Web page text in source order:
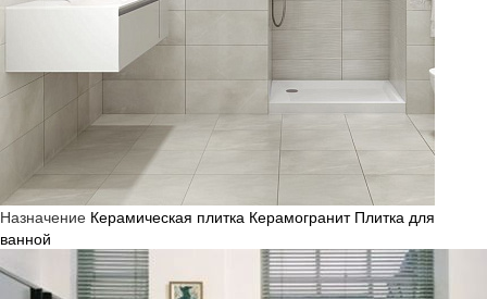
Назначение Керамическая плитка Керамогранит Плитка для
ванной